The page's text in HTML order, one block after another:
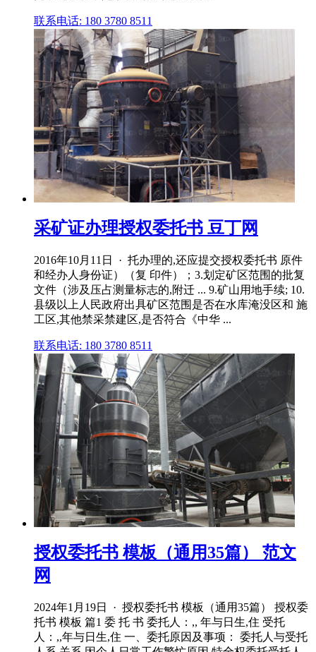
联系电话: 180 3780 8511
采矿证办理授权委托书 豆丁网
2016年10月11日 · 托办理的,还应提交授权委托书 原件
和经办人身份证）（复 印件）；3.划定矿区范围的批复
文件（涉及压占测量标志的,附迁 ... 9.矿山用地手续; 10.
县级以上人民政府出具矿区范围是否在水库淹没区和 施
工区,其他禁采禁建区,是否符合《中华 ...
联系电话: 180 3780 8511
授权委托书 模板（通用35篇） 范文
网
2024年1月19日 · 授权委托书 模板（通用35篇） 授权委
托书 模板 篇1 委 托 书 委托人：,, 年与日生,住 受托
人：,,年与日生,住 一、委托原因及事项： 委托人与受托